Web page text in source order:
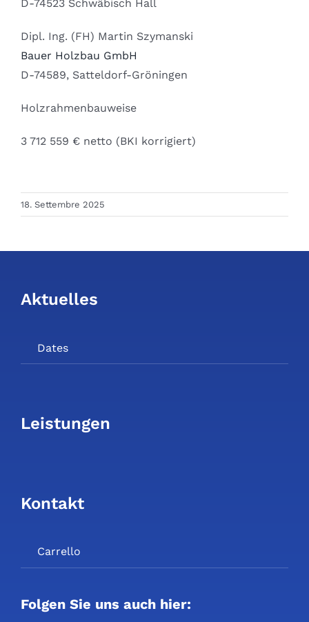
D-74523 Schwäbisch Hall
Dipl. Ing. (FH) Martin Szymanski
Bauer Holzbau GmbH
D-74589, Satteldorf-Gröningen
Holzrahmenbauweise
3 712 559 € netto (BKI korrigiert)
18. Settembre 2025
Aktuelles
Dates
Leistungen
Kontakt
Carrello
Folgen Sie uns auch hier: